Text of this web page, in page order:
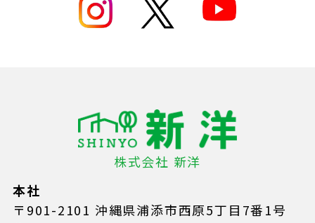
株式会社 新洋
本社
〒901-2101 沖縄県浦添市西原5丁目7番1号